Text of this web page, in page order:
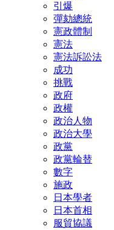
引爆
彈劾總統
憲政體制
憲法
憲法訴訟法
成功
挑戰
政府
政權
政治人物
政治大學
政黨
政黨輪替
數字
施政
日本學者
日本首相
服貿協議